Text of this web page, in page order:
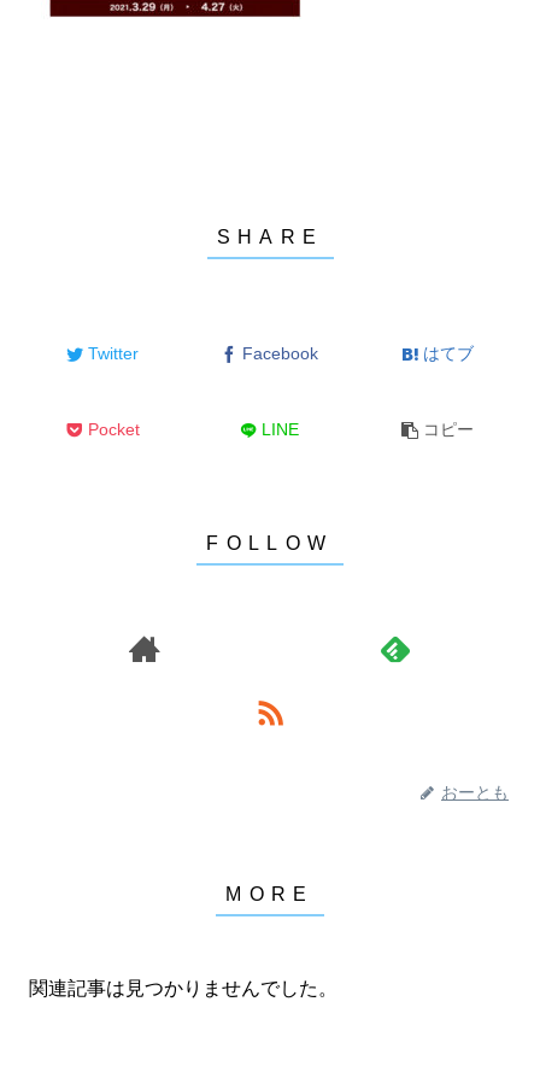
Twitter Facebook はてブ
Pocket LINE コピー
おーとも
関連記事は見つかりませんでした。